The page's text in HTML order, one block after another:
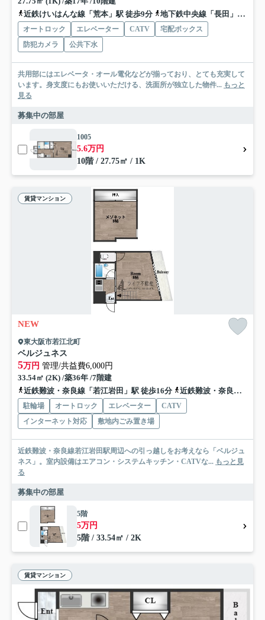
近鉄けいはんな線「荒本」駅 徒歩9分
地下鉄中央線「長田」駅 徒歩12分
オートロック エレベーター CATV
宅配ボックス
防犯カメラ
公共下水
共用部にはエレベータ・オール電化などが揃っており、とても充実して
います。身支度にもお使いいただける、洗面所が独立した物件... もっと
見る
募集中の部屋
1005
5.6万円
10階 / 27.75㎡ / 1K
賃貸マンション
NEW
東大阪市若江北町
ベルジュネス
5万円 管理/共益費6,000円
33.54㎡ (2K) /築36年 /7階建
近鉄難波・奈良線「若江岩田」駅 徒歩16分
近鉄難波・奈良線「八戸ノ里」駅 徒歩15分
駐輪場 オートロック エレベーター
CATV
インターネット対応
敷地内ごみ置き場
近鉄難波・奈良線若江岩田駅周辺への引っ越しをお考えなら「ベルジュ
ネス」。室内設備はエアコン・システムキッチン・CATVな... もっと見
る
募集中の部屋
5階
5万円
5階 / 33.54㎡ / 2K
賃貸マンション